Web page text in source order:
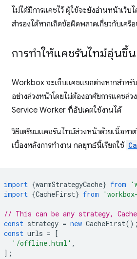
ไม่ได้มีการแคชไว้ ผู้ใช้จะยังอ่านหน้าเว็
สำรองได้หากเกิดข้อผิดพลาดเกี่ยวกับเครือ
การทำให้แคชรันไทม์อุ่นขึ้น
Workbox จะเก็บแคชแยกต่างหากสำห
อย่างล่วงหน้าโดยไม่ต้องอาศัยการแคช
Service Worker ที่อัปเดตใช้งานได้
วิธีเตรียมแคชรันไทม์ล่วงหน้าด้วยเนื้อหา
เบื้องหลังการทำงาน กลยุทธ์นี้เรียกใช้
import {warmStrategyCache} from
import {CacheFirst} from
// This can be any strategy,
const strategy = new CacheFirst();
const urls = [
'/offline.html' ,
];